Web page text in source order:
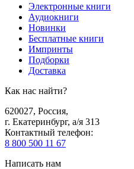
Электронные книги
Аудиокниги
Новинки
Бесплатные книги
Импринты
Подборки
Доставка
Как нас найти?
620027, Россия,
г. Екатеринбург, а/я 313
Контактный телефон:
8 800 500 11 67
Написать нам